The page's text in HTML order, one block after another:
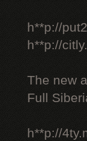
h**p://
h**p://
The new
Full
h**p://